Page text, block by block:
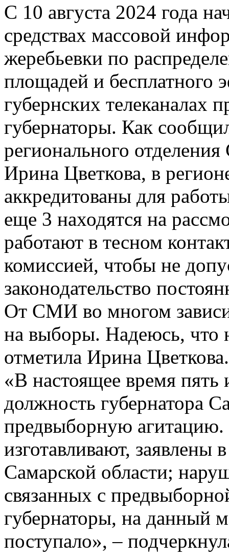
С 10 августа 2024 года
средствах массовой
жеребьевки по
площадей и бесплатного
губернских телеканалах
губернаторы. Как
регионального
Ирина Цветкова, в
аккредитованы для
еще 3 находятся на
работают в тесном
комиссией, чтобы не
законодательство
От СМИ во многом
на выборы. Надеюсь,
отметила Ирина Цветкова.
«В настоящее время пять
должность губернатора
предвыборную
изготавливают,
Самарской области;
связанных с
губернаторы, на данный
поступало», –